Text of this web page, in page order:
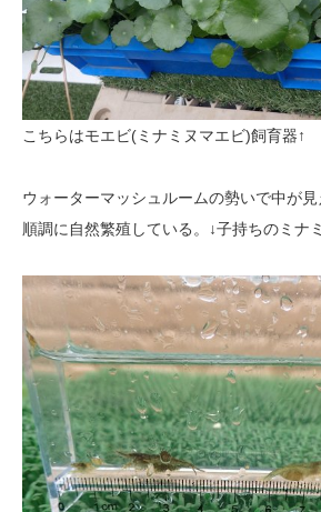
こちらはモエビ(ミナミヌマエビ)飼育器↑
ウォーターマッシュルームの勢いで中が
順調に自然繁殖している。↓子持ちのミナ